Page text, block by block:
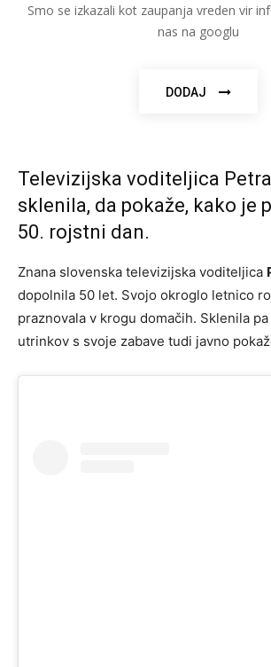
Smo se izkazali kot zaupanja vreden vir
nas na googlu
DODAJ
Televizijska voditeljica
sklenila, da pokaže, kako je
50. rojstni dan.
Znana slovenska televizijska voditeljica
dopolnila 50 let. Svojo okroglo letnico
praznovala v krogu domačih. Sklenila
utrinkov s svoje zabave tudi javno